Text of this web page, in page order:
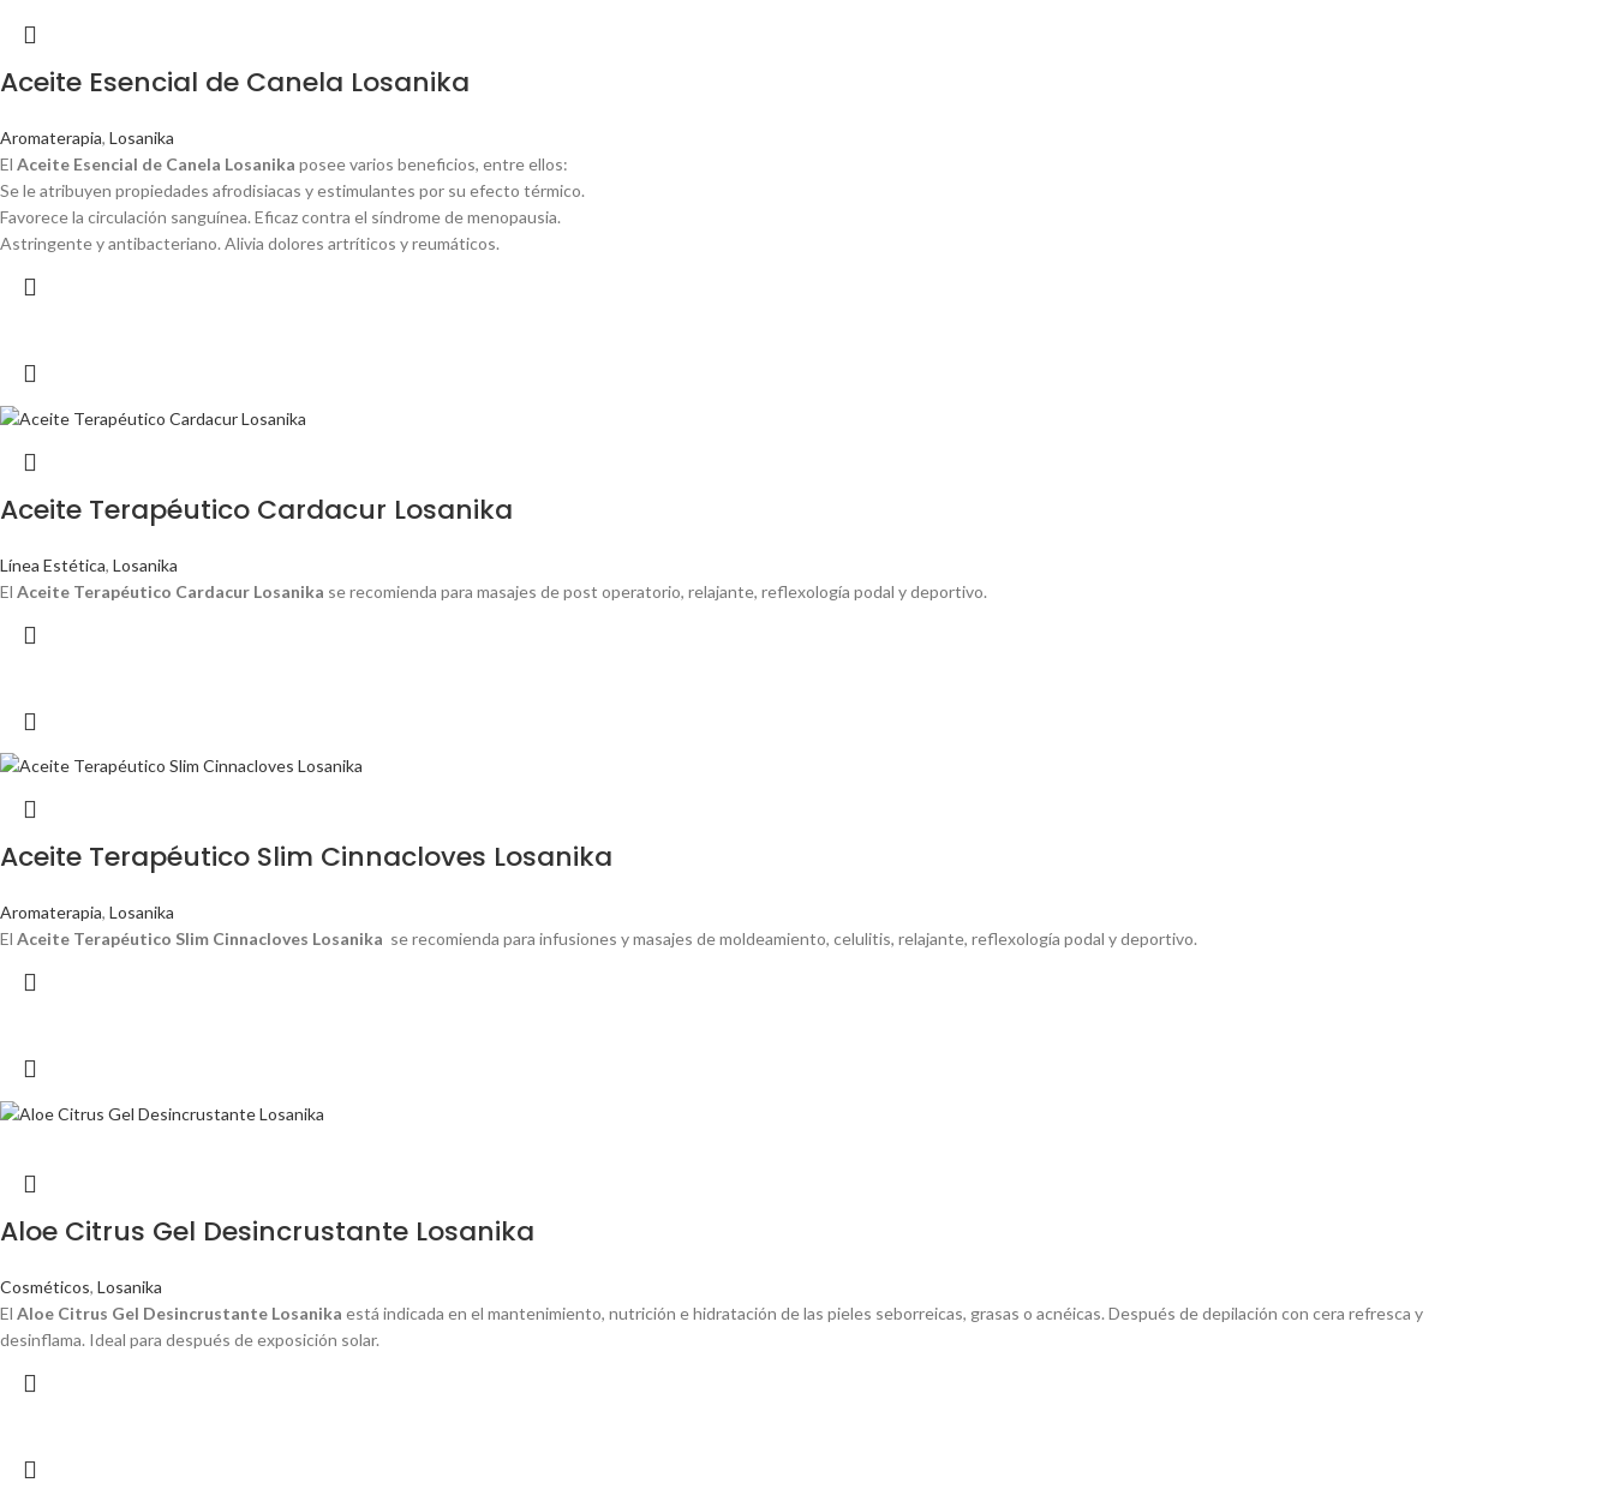
Aceite Esencial de Canela Losanika
Aromaterapia, Losanika
El Aceite Esencial de Canela Losanika posee varios beneficios, entre ellos:
Se le atribuyen propiedades afrodisiacas y estimulantes por su efecto térmico.
Favorece la circulación sanguínea. Eficaz contra el síndrome de menopausia.
Astringente y antibacteriano. Alivia dolores artríticos y reumáticos.
Aceite Terapéutico Cardacur Losanika
Línea Estética, Losanika
El Aceite Terapéutico Cardacur Losanika se recomienda para masajes de post operatorio, relajante, reflexología podal y deportivo.
Aceite Terapéutico Slim Cinnacloves Losanika
Aromaterapia, Losanika
El Aceite Terapéutico Slim Cinnacloves Losanika se recomienda para infusiones y masajes de moldeamiento, celulitis, relajante, reflexología podal y deportivo.
Aloe Citrus Gel Desincrustante Losanika
Cosméticos, Losanika
El Aloe Citrus Gel Desincrustante Losanika está indicada en el mantenimiento, nutrición e hidratación de las pieles seborreicas, grasas o acnéicas. Después de depilación con cera refresca y
desinflama. Ideal para después de exposición solar.